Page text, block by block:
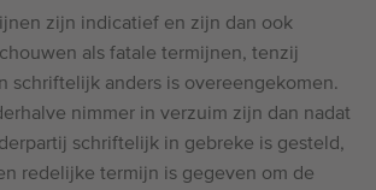
zijn indicatief en zijn dan ook
als fatale termijnen, tenzij
schriftelijk anders is overeengekomen.
nimmer in verzuim zijn dan nadat
schriftelijk in gebreke is gesteld,
redelijke termijn is gegeven om de